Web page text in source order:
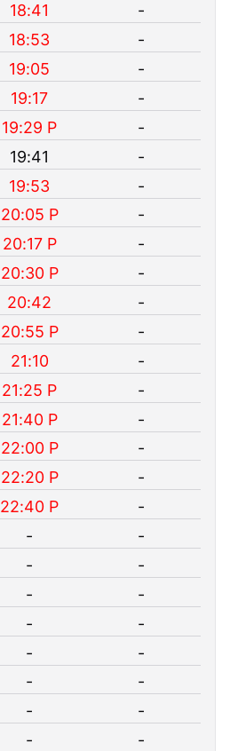
18:41
-
18:53
-
19:05
-
19:17
-
19:29 P
-
19:41
-
19:53
-
20:05 P
-
20:17 P
-
20:30 P
-
20:42
-
20:55 P
-
21:10
-
21:25 P
-
21:40 P
-
22:00 P
-
22:20 P
-
22:40 P
-
-
-
-
-
-
-
-
-
-
-
-
-
-
-
-
-